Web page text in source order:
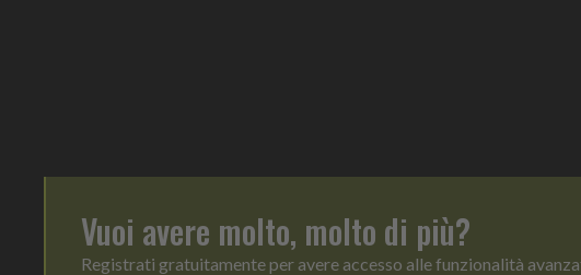
Vuoi avere molto, molto di più?
Registrati gratuitamente per avere accesso alle funzionalità